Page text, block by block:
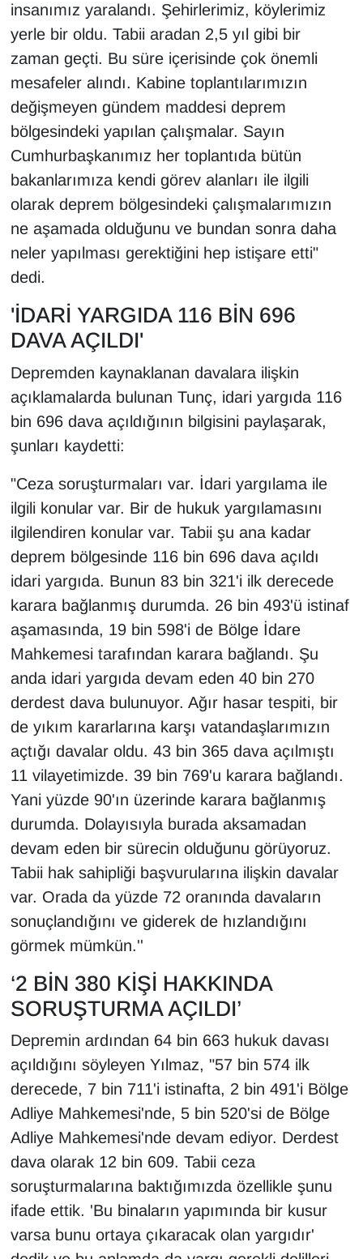
insanımız yaralandı. Şehirlerimiz, köylerimiz
yerle bir oldu. Tabii aradan 2,5 yıl gibi bir
zaman geçti. Bu süre içerisinde çok önemli
mesafeler alındı. Kabine toplantılarımızın
değişmeyen gündem maddesi deprem
bölgesindeki yapılan çalışmalar. Sayın
Cumhurbaşkanımız her toplantıda bütün
bakanlarımıza kendi görev alanları ile ilgili
olarak deprem bölgesindeki çalışmalarımızın
ne aşamada olduğunu ve bundan sonra daha
neler yapılması gerektiğini hep istişare etti"
dedi.
'İDARİ YARGIDA 116 BİN 696
DAVA AÇILDI'
Depremden kaynaklanan davalara ilişkin
açıklamalarda bulunan Tunç, idari yargıda 116
bin 696 dava açıldığının bilgisini paylaşarak,
şunları kaydetti:
"Ceza soruşturmaları var. İdari yargılama ile
ilgili konular var. Bir de hukuk yargılamasını
ilgilendiren konular var. Tabii şu ana kadar
deprem bölgesinde 116 bin 696 dava açıldı
idari yargıda. Bunun 83 bin 321'i ilk derecede
karara bağlanmış durumda. 26 bin 493'ü istinaf
aşamasında, 19 bin 598'i de Bölge İdare
Mahkemesi tarafından karara bağlandı. Şu
anda idari yargıda devam eden 40 bin 270
derdest dava bulunuyor. Ağır hasar tespiti, bir
de yıkım kararlarına karşı vatandaşlarımızın
açtığı davalar oldu. 43 bin 365 dava açılmıştı
11 vilayetimizde. 39 bin 769'u karara bağlandı.
Yani yüzde 90'ın üzerinde karara bağlanmış
durumda. Dolayısıyla burada aksamadan
devam eden bir sürecin olduğunu görüyoruz.
Tabii hak sahipliği başvurularına ilişkin davalar
var. Orada da yüzde 72 oranında davaların
sonuçlandığını ve giderek de hızlandığını
görmek mümkün.''
‘2 BİN 380 KİŞİ HAKKINDA
SORUŞTURMA AÇILDI’
Depremin ardından 64 bin 663 hukuk davası
açıldığını söyleyen Yılmaz, "57 bin 574 ilk
derecede, 7 bin 711'i istinafta, 2 bin 491'i Bölge
Adliye Mahkemesi'nde, 5 bin 520'si de Bölge
Adliye Mahkemesi'nde devam ediyor. Derdest
dava olarak 12 bin 609. Tabii ceza
soruşturmalarına baktığımızda özellikle şunu
ifade ettik. 'Bu binaların yapımında bir kusur
varsa bunu ortaya çıkaracak olan yargıdır'
Resmi İlanlar
RÖPORTAJ
SAĞLIK
Seri İlan
Sinema - TV
SİYASET
SPOR
TEBRİK
TEKNOLOJİ
Turizm
VAN'DA SPOR
YAŞAM
YEREL